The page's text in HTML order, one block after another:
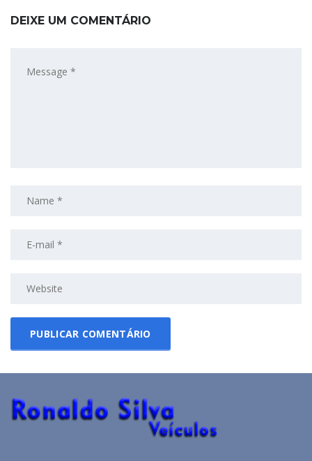
DEIXE UM COMENTÁRIO